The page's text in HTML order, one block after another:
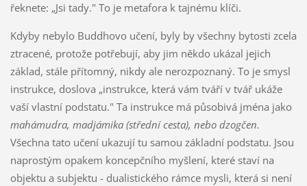
řeknete: „Jsi tady." To je metafora k tajnému klíči.
Kdyby nebylo Buddhovo učení, byly by všechny bytosti zcela
ztracené, protože potřebují, aby jim někdo ukázal jejich
základ, stále přítomný, nikdy ale nerozpoznaný. To je smysl
instrukce, doslova „instrukce, která vám tváří v tvář ukáže
vaší vlastní podstatu." Ta instrukce má působivá jména jako
mahámudra, madjámika (střední cesta), nebo dzogčen.
Všechna tato učení ukazují tu samou základní podstatu. Jsou
naprostým opakem koncepčního myšlení, které staví na
objektu a subjektu - dualistického rámce mysli, která si není